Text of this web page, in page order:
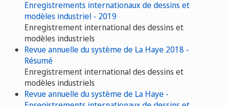
Enregistrements internationaux de dessins et
modèles industriel - 2019
Enregistrement international des dessins et
modèles industriels
Revue annuelle du système de La Haye 2018 -
Résumé
Enregistrement international des dessins et
modèles industriels
Revue annuelle du système de La Haye -